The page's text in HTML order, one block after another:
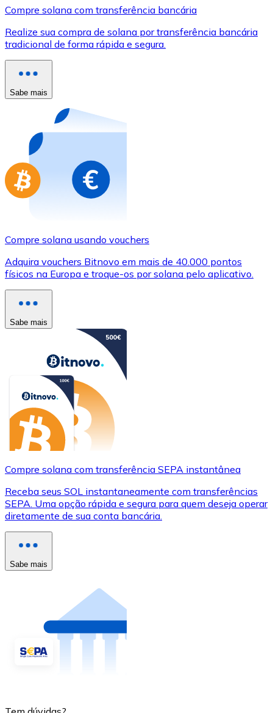
Use cartões Visa e Mastercard para comprar
Comprar com cartão
Compre cartões-presente das suas marcas favoritas
Ir para a loja de cartões-presente
Compre solana com transferência bancária
Realize sua compra de solana por transferência bancária
tradicional de forma rápida e segura.
Sabe mais
Compre solana usando vouchers
Adquira vouchers Bitnovo em mais de 40.000 pontos
físicos na Europa e troque-os por solana pelo aplicativo.
Sabe mais
Compre solana com transferência SEPA instantânea
Receba seus SOL instantaneamente com transferências
SEPA. Uma opção rápida e segura para quem deseja operar
diretamente de sua conta bancária.
Sabe mais